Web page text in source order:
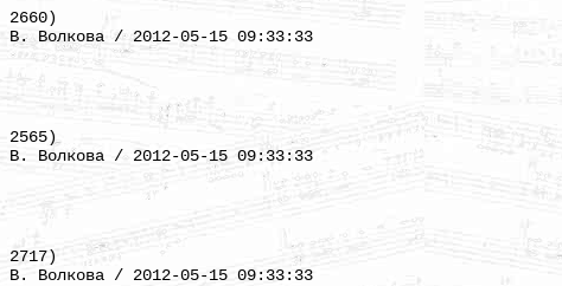
2660)
В. Волкова / 2012-05-15 09:33:33
2565)
В. Волкова / 2012-05-15 09:33:33
2717)
В. Волкова / 2012-05-15 09:33:33